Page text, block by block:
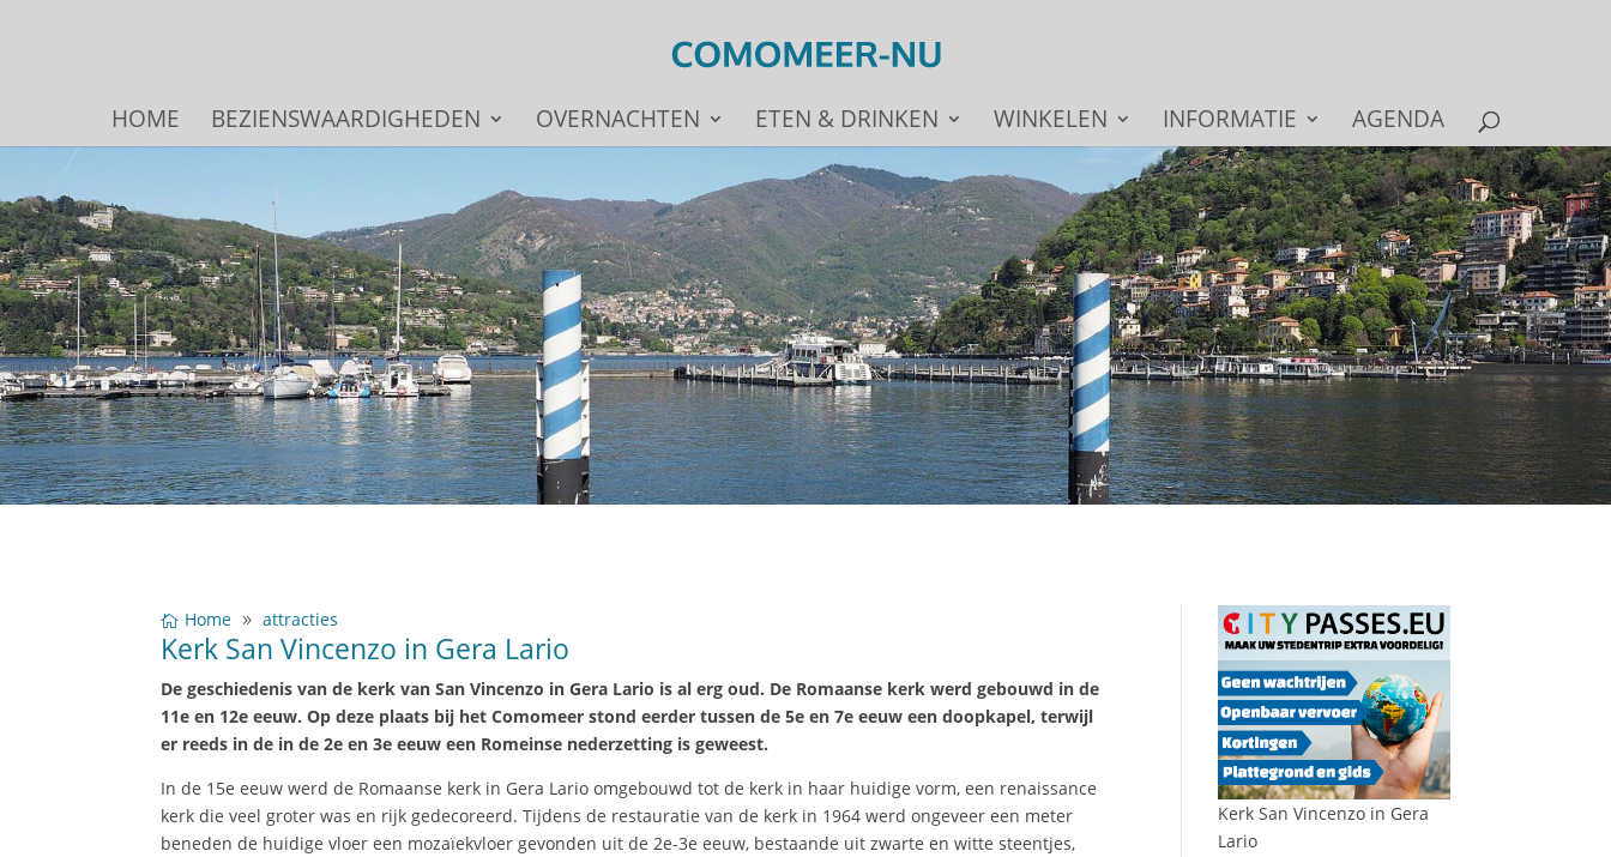
HOME BEZIENSWAARDIGHEDEN OVERNACHTEN ETEN & DRINKEN WINKELEN INFORMATIE AGENDA
Home attracties
Kerk San Vincenzo in Gera Lario
De geschiedenis van de kerk van San Vincenzo in Gera Lario is al erg oud. De Romaanse kerk werd gebouwd in de
11e en 12e eeuw. Op deze plaats bij het Comomeer stond eerder tussen de 5e en 7e eeuw een doopkapel, terwijl
er reeds in de in de 2e en 3e eeuw een Romeinse nederzetting is geweest.
In de 15e eeuw werd de Romaanse kerk in Gera Lario omgebouwd tot de kerk in haar huidige vorm, een renaissance
kerk die veel groter was en rijk gedecoreerd. Tijdens de restauratie van de kerk in 1964 werd ongeveer een meter
beneden de huidige vloer een mozaïekvloer gevonden uit de 2e-3e eeuw, bestaande uit zwarte en witte steentjes,
Kerk San Vincenzo in Gera
Lario